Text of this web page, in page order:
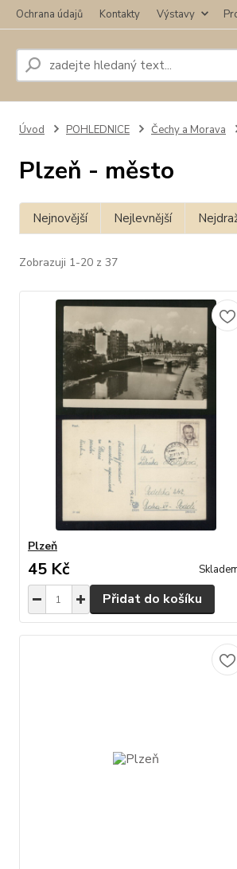
Ochrana údajů Kontakty Výstavy
Úvod POHLEDNICE Čechy a Morava
Plzeň - město
Nejnovější Nejlevnější
Zobrazuji 1-20 z 37
Plzeň
45 Kč
Přidat do košíku